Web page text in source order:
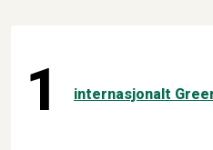
1 internasjonalt